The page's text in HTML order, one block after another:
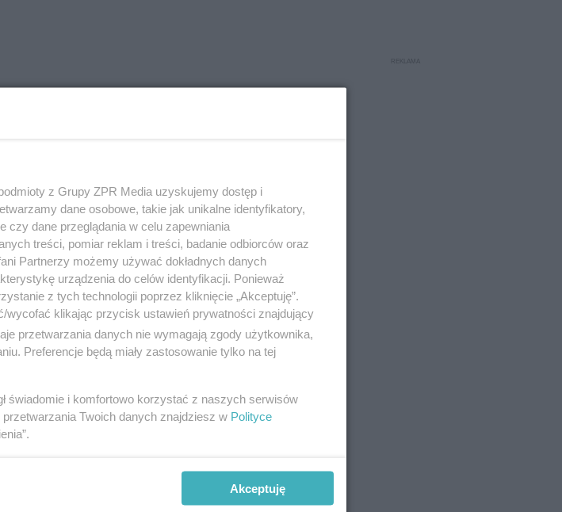
z Grupy ZPR Media uzyskujemy dostęp i
dane osobowe, takie jak unikalne identyfikatory,
czy dane przeglądania w celu zapewniania
treści, pomiar reklam i treści, badanie odbiorców oraz
Partnerzy możemy używać dokładnych danych
urządzenia do celów identyfikacji. Ponieważ
z tych technologii poprzez kliknięcie „Akceptuję”.
wycofać klikając przycisk ustawień prywatności znajdujący
przetwarzania danych nie wymagają zgody użytkownika,
Preferencje będą miały zastosowanie tylko na tej
świadomie i komfortowo korzystać z naszych serwisów
Twoich danych znajdziesz w Polityce
Akceptuję